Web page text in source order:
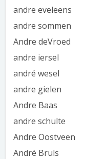
andre eveleens
andre sommen
Andre deVroed
andre iersel
andré wesel
andre gielen
Andre Baas
andre schulte
Andre Oostveen
André Bruls